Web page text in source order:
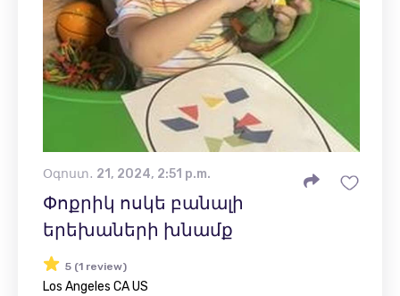
Օգոստ․ 21, 2024, 2:51 p.m.
Փոքրիկ ոսկե բանալի
երեխաների խնամք
5 (1 review)
Los Angeles CA US